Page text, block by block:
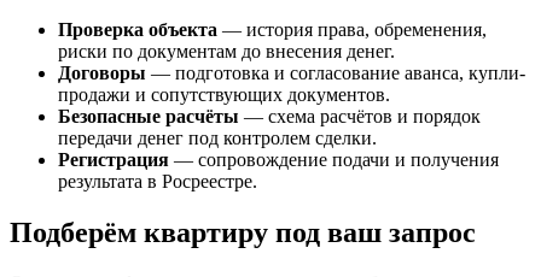
Проверка объекта — история права, обременения,
риски по документам до внесения денег.
Договоры — подготовка и согласование аванса, купли-
продажи и сопутствующих документов.
Безопасные расчёты — схема расчётов и порядок
передачи денег под контролем сделки.
Регистрация — сопровождение подачи и получения
результата в Росреестре.
Подберём квартиру под ваш запрос